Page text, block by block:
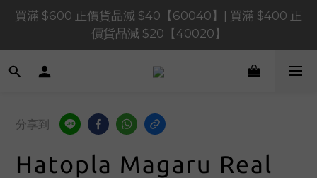
買滿 $1,200 正價貨品減 $120【1200120】| 買滿
$900 正價貨品減 $80！【90080】
買滿 $600 正價貨品減 $40【60040】| 買滿 $400 正
價貨品減 $20【40020】
買滿 $1,200 正價貨品減 $120【1200120】| 買滿
分享到
Hatopla Magaru Real